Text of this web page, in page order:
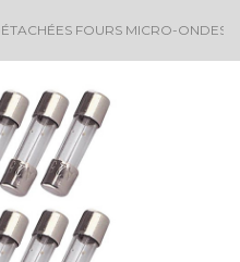
FOURS MICRO-ONDES